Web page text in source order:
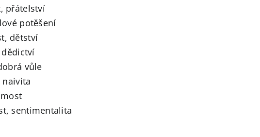
přátelství
potěšení
dětství
vůle
sentimentalita